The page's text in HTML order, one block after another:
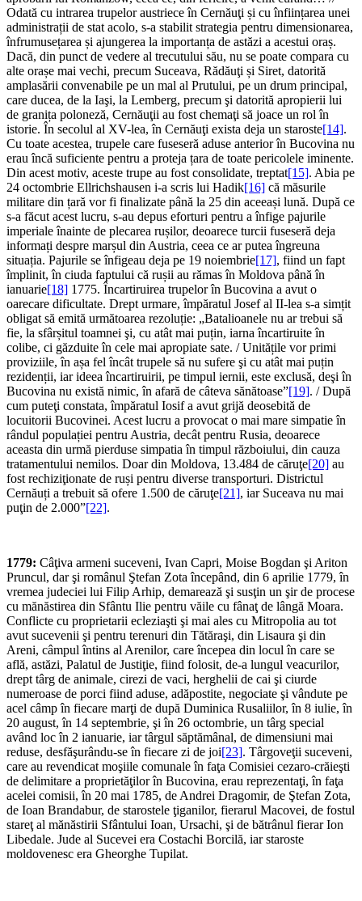
Odată cu intrarea trupelor austriece în Cernăuţi și cu înființarea unei
administrații de stat acolo, s-a stabilit strategia pentru dimensionarea,
înfrumusețarea și ajungerea la importanța de astăzi a acestui oraș.
Dacă, din punct de vedere al trecutului său, nu se poate compara cu
alte orașe mai vechi, precum Suceava, Rădăuţi și Siret, datorită
amplasării convenabile pe un mal al Prutului, pe un drum principal,
care ducea, de la Iaşi, la Lemberg, precum şi datorită apropierii lui
de granița poloneză, Cernăuţii au fost chemaţi să joace un rol în
istorie. În secolul al XV-lea, în Cernăuţi exista deja un staroste[14].
Cu toate acestea, trupele care fuseseră aduse anterior în Bucovina nu
erau încă suficiente pentru a proteja țara de toate pericolele iminente.
Din acest motiv, aceste trupe au fost consolidate, treptat[15]. Abia pe
24 octombrie Ellrichshausen i-a scris lui Hadik[16] că măsurile
militare din țară vor fi finalizate până la 25 din aceeași lună. După ce
s-a făcut acest lucru, s-au depus eforturi pentru a înfige pajurile
imperiale înainte de plecarea rușilor, deoarece turcii fuseseră deja
informați despre marșul din Austria, ceea ce ar putea îngreuna
situația. Pajurile se înfigeau deja pe 19 noiembrie[17], fiind un fapt
împlinit, în ciuda faptului că rușii au rămas în Moldova până în
ianuarie[18] 1775. Încartiruirea trupelor în Bucovina a avut o
oarecare dificultate. Drept urmare, împăratul Josef al II-lea s-a simțit
obligat să emită următoarea rezoluție: „Batalioanele nu ar trebui să
fie, la sfârșitul toamnei şi, cu atât mai puțin, iarna încartiruite în
colibe, ci găzduite în cele mai apropiate sate. / Unitățile vor primi
proviziile, în așa fel încât trupele să nu sufere şi cu atât mai puțin
rezidenții, iar ideea încartiruirii, pe timpul iernii, este exclusă, deşi în
Bucovina nu există nimic, în afară de câteva sănătoase”[19]. / După
cum puteţi constata, împăratul Iosif a avut grijă deosebită de
locuitorii Bucovinei. Acest lucru a provocat o mai mare simpatie în
rândul populației pentru Austria, decât pentru Rusia, deoarece
aceasta din urmă pierduse simpatia în timpul războiului, din cauza
tratamentului nemilos. Doar din Moldova, 13.484 de căruţe[20] au
fost rechiziţionate de ruși pentru diverse transporturi. Districtul
Cernăuți a trebuit să ofere 1.500 de căruţe[21], iar Suceava nu mai
puţin de 2.000”[22].
1779: Câţiva armeni suceveni, Ivan Capri, Moise Bogdan şi Ariton
Pruncul, dar şi românul Ştefan Zota începând, din 6 aprilie 1779, în
vremea judeciei lui Filip Arhip, demarează şi susţin un şir de procese
cu mănăstirea din Sfântu Ilie pentru văile cu fânaţ de lângă Moara.
Conflicte cu proprietarii ecleziaşti şi mai ales cu Mitropolia au tot
avut sucevenii şi pentru terenuri din Tătăraşi, din Lisaura şi din
Areni, câmpul întins al Arenilor, care începea din locul în care se
află, astăzi, Palatul de Justiţie, fiind folosit, de-a lungul veacurilor,
drept târg de animale, cirezi de vaci, herghelii de cai şi ciurde
numeroase de porci fiind aduse, adăpostite, negociate şi vândute pe
acel câmp în fiecare marţi de după Duminica Rusaliilor, în 8 iulie, în
20 august, în 14 septembrie, şi în 26 octombrie, un târg special
având loc în 2 ianuarie, iar târgul săptămânal, de dimensiuni mai
reduse, desfăşurându-se în fiecare zi de joi[23]. Târgoveţii suceveni,
care au revendicat moşiile comunale în faţa Comisiei cezaro-crăieşti
de delimitare a proprietăţilor în Bucovina, erau reprezentaţi, în faţa
acelei comisii, în 20 mai 1785, de Andrei Dragomir, de Ştefan Zota,
de Ioan Brandabur, de starostele ţiganilor, fierarul Macovei, de fostul
stareţ al mănăstirii Sfântului Ioan, Ursachi, şi de bătrânul fierar Ion
Libedale. Jude al Sucevei era Costachi Borcilă, iar staroste
moldovenesc era Gheorghe Tupilat.